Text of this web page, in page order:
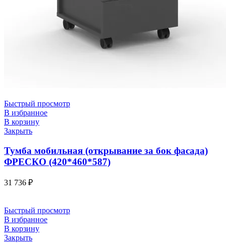
Быстрый просмотр
В избранное
В корзину
Закрыть
Тумба мобильная (открывание за бок фасада)
ФРЕСКО (420*460*587)
31 736 ₽
Быстрый просмотр
В избранное
В корзину
Закрыть